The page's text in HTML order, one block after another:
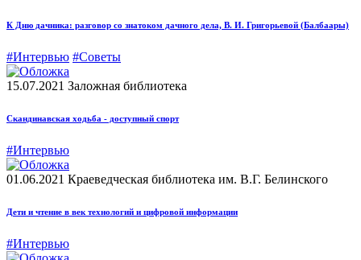
К Дню дачника: разговор со знатоком дачного дела, В. И. Григорьевой (Балбаары)
#Интервью #Советы
15.07.2021 Заложная библиотека
Скандинавская ходьба - доступный спорт
#Интервью
01.06.2021 Краеведческая библиотека им. В.Г. Белинского
Дети и чтение в век технологий и цифровой информации
#Интервью